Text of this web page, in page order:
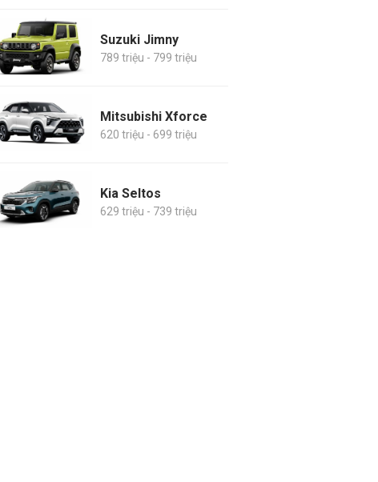
Suzuki Jimny
789 triệu - 799 triệu
Mitsubishi Xforce
620 triệu - 699 triệu
Kia Seltos
629 triệu - 739 triệu